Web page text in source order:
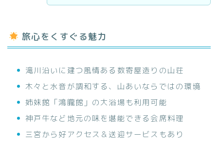
旅心をくすぐる魅力
滝川沿いに建つ風情ある数寄屋造りの山荘
木々と水音が調和する、山あいならではの環境
姉妹館「鴻朧館」の大浴場も利用可能
神戸牛など地元の味を堪能できる会席料理
三宮から好アクセス＆送迎サービスもあり